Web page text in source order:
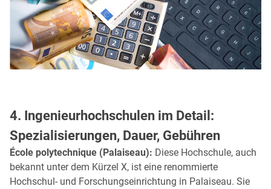
4. Ingenieurhochschulen im Detail:
Spezialisierungen, Dauer, Gebühren
École polytechnique (Palaiseau): Diese Hochschule, auch
bekannt unter dem Kürzel X, ist eine renommierte
Hochschul- und Forschungseinrichtung in Palaiseau. Sie